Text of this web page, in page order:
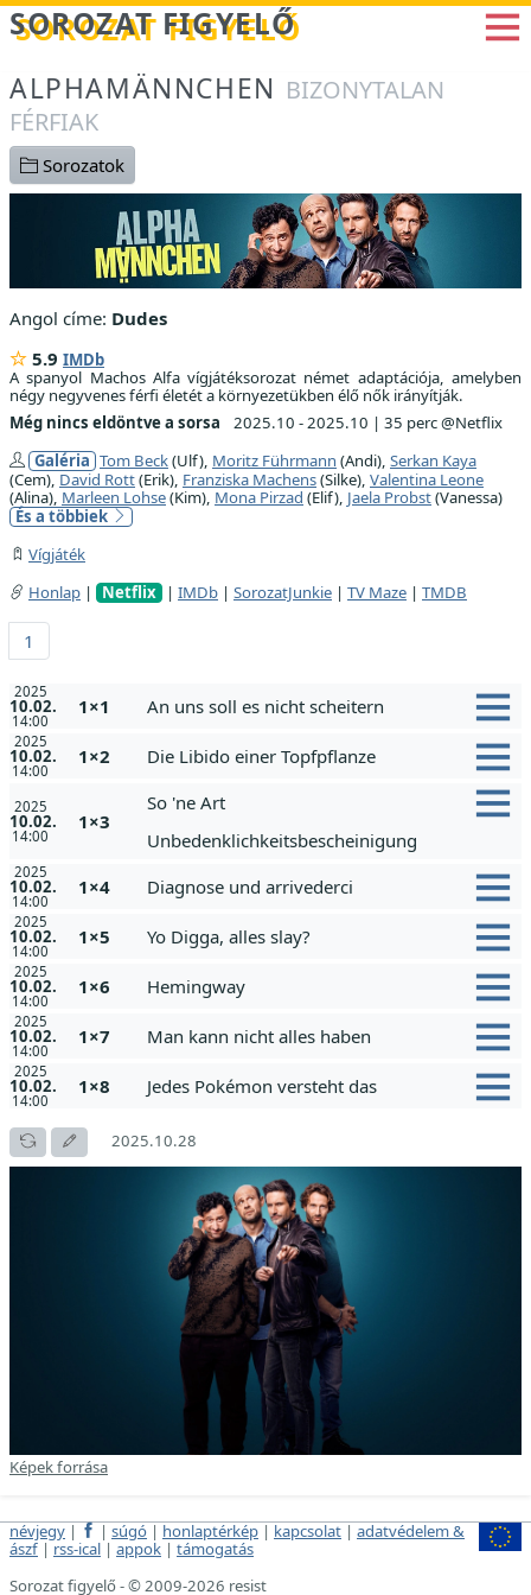
Betöltés...
SOROZAT FIGYELŐ
ALPHAMÄNNCHEN BIZONYTALAN
FÉRFIAK
Sorozatok
Angol címe: Dudes
5.9 IMDb
A spanyol Machos Alfa vígjátéksorozat német adaptációja, amelyben
négy negyvenes férfi életét a környezetükben élő nők irányítják.
Még nincs eldöntve a sorsa
2025.10 - 2025.10 | 35 perc @Netflix
Galéria Tom Beck(Ulf), Moritz Führmann (Andi), Serkan Kaya
(Cem), David Rott(Erik), Franziska Machens(Silke), Valentina Leone
(Alina), Marleen Lohse(Kim), Mona Pirzad (Elif), Jaela Probst(Vanessa)
És a többiek
Vígjáték
Honlap | Netflix | IMDb | SorozatJunkie | TV Maze | TMDB
1
2025
10.02.
14:00
1×1 An uns soll es nicht scheitern
2025
10.02.
14:00
1×2 Die Libido einer Topfpflanze
2025
10.02.
14:00
1×3
So 'ne Art
Unbedenklichkeitsbescheinigung
2025
10.02.
14:00
1×4 Diagnose und arrivederci
2025
10.02.
14:00
1×5 Yo Digga, alles slay?
2025
10.02.
14:00
1×6 Hemingway
2025
10.02.
14:00
1×7 Man kann nicht alles haben
2025
10.02.
14:00
1×8 Jedes Pokémon versteht das
2025.10.28
Képek forrása
névjegy | | súgó | honlaptérkép | kapcsolat | adatvédelem &
ászf | rss-ical | appok | támogatás
Sorozat figyelő - © 2009-2026 resist